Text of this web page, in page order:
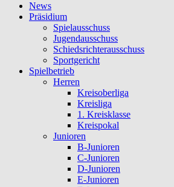
News
Präsidium
Spielausschuss
Jugendausschuss
Schiedsrichterausschuss
Sportgericht
Spielbetrieb
Herren
Kreisoberliga
Kreisliga
1. Kreisklasse
Kreispokal
Junioren
B-Junioren
C-Junioren
D-Junioren
E-Junioren